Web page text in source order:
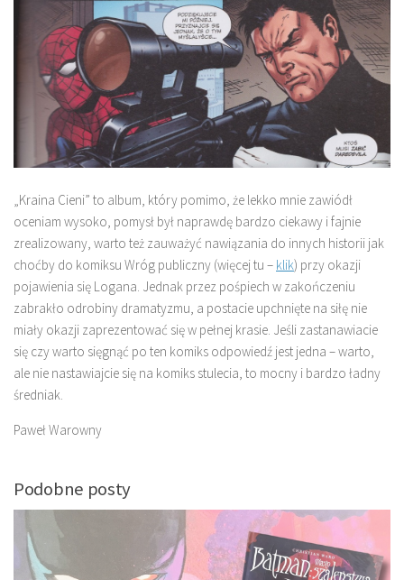
„Kraina Cieni” to album, który pomimo, że lekko mnie zawiódł
oceniam wysoko, pomysł był naprawdę bardzo ciekawy i fajnie
zrealizowany, warto też zauważyć nawiązania do innych historii jak
choćby do komiksu Wróg publiczny (więcej tu – klik) przy okazji
pojawienia się Logana. Jednak przez pośpiech w zakończeniu
zabrakło odrobiny dramatyzmu, a postacie upchnięte na siłę nie
miały okazji zaprezentować się w pełnej krasie. Jeśli zastanawiacie
się czy warto sięgnąć po ten komiks odpowiedź jest jedna – warto,
ale nie nastawiajcie się na komiks stulecia, to mocny i bardzo ładny
średniak.
Paweł Warowny
Podobne posty